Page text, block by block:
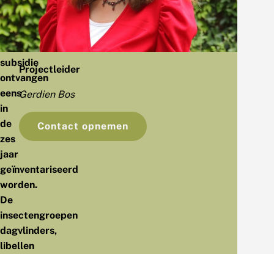
moeten
natuurterreinen
die
subsidie
ontvangen
eens
in
de
zes
jaar
geïnventariseerd
worden.
De
insectengroepen
dagvlinders,
libellen
Projectleider
Gerdien Bos
Contact opnemen